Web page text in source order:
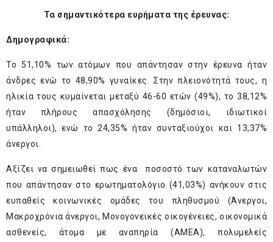
Τα σημαντικότερα ευρήματα της έρευνας:
Δημογραφικά:
Το 51,10% των ατόμων που απάντησαν στην έρευνα ήταν
άνδρες ενώ το 48,90% γυναίκες. Στην πλειονότητά τους, η
ηλικία τους κυμαίνεται μεταξύ 46-60 ετών (49%), το 38,12%
ήταν πλήρους απασχόλησης (δημόσιοι, ιδιωτικοί
υπάλληλοι), ενώ το 24,35% ήταν συνταξιούχοι και 13,37%
άνεργοι.
Αξίζει να σημειωθεί πως ένα ποσοστό των καταναλωτών
που απάντησαν στο ερωτηματολόγιο (41,03%) ανήκουν στις
ευπαθείς κοινωνικές ομάδες του πληθυσμού (Άνεργοι,
Μακροχρόνια άνεργοι, Μονογονεϊκές οικογένειες, οικονομικά
ασθενείς, άτομα με αναπηρία (ΑMEA), πολυμελείς